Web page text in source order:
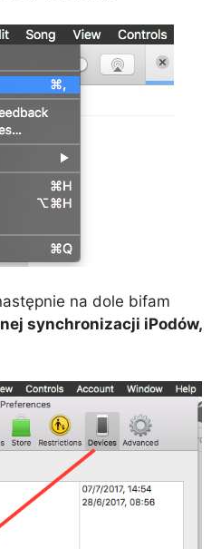
na dole bifam
synchronizacji iPodów,